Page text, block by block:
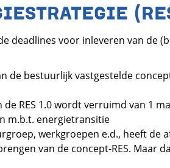
deadlines voor inleveren van de
de bestuurlijk vastgestelde
RES 1.0 wordt verruimd van 1
m.b.t. energietransitie
werkgroepen e.d., heeft de
van de concept-RES. Maar